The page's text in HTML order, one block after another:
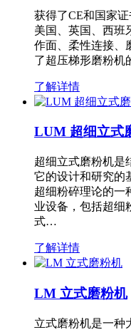
获得了CE和国家
美国、英国、西班
作面、柔性连接、
了超压梯形磨粉
了解详情
LUM 超细立式
超细立式磨粉机是
它的设计和研究的
超细粉碎理论的一
业设备，包括超细
式…
了解详情
LM 立式磨粉机
立式磨粉机是一种